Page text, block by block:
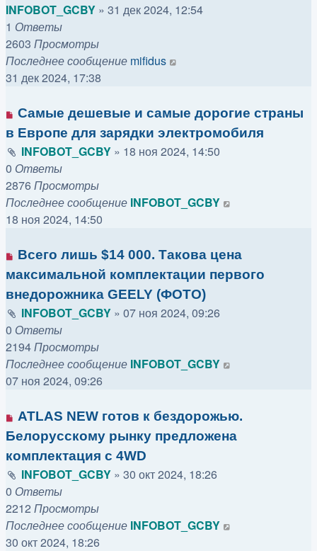
INFOBOT_GCBY » 31 дек 2024, 12:54
1 Ответы
2603 Просмотры
Последнее сообщение mifidus
31 дек 2024, 17:38
Самые дешевые и самые дорогие страны
в Европе для зарядки электромобиля
INFOBOT_GCBY » 18 ноя 2024, 14:50
0 Ответы
2876Просмотры
Последнее сообщение INFOBOT_GCBY
18 ноя 2024, 14:50
Всего лишь $14 000. Такова цена
максимальной комплектации первого
внедорожника GEELY (ФОТО)
INFOBOT_GCBY » 07 ноя 2024, 09:26
0 Ответы
2194Просмотры
Последнее сообщение INFOBOT_GCBY
07 ноя 2024, 09:26
ATLAS NEW готов к бездорожью.
Белорусскому рынку предложена
комплектация с 4WD
INFOBOT_GCBY » 30 окт 2024, 18:26
0 Ответы
2212 Просмотры
Последнее сообщение INFOBOT_GCBY
30 окт 2024, 18:26